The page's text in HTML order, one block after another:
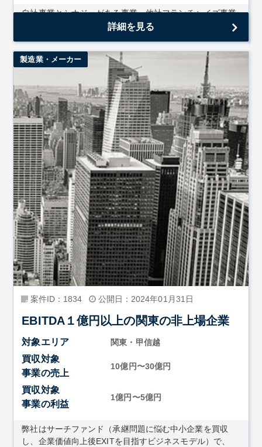
自社事業とシナジーがある事業・他社フランチャイズ事業
を行っており、弊社における経営の多角化に寄与できる企
詳細を見る
製造業・メーカー
案件ID：1834 公開日：2024年01月31日
EBITDA１億円以上の関東の非上場企業
対象エリア 関東・甲信越
買収対象
事業の売上
10億円〜30億円
買収対象
事業の利益
1億円〜5億円
弊社はサーチファンド（承継問題に悩む中小企業を買収
し、企業価値向上後EXITを目指すビジネスモデル）で、